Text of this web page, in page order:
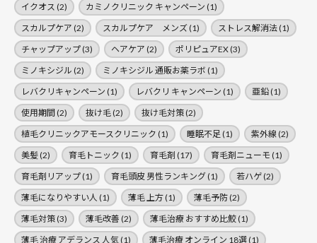
イクオス (2) カミノクリニック キャンペーン (1)
スカルプケア (2) スカルプケア メンズ(1) ストレス解消法(1)
チャップアップ(3) ヘアケア (2) ポリピュアEX(3)
ミノキシジル (2) ミノキシジル 通販お薬ラボ (1)
レバクリキャンペーン (1) レバクリ キャンペーン (1) 亜鉛(1)
使用期間(2) 抜け毛(2) 抜け毛対策(2)
植毛クリニックアモースクリニック (1) 睡眠不足 (1) 紫外線 (2)
美髪(2) 育毛トニック (1) 育毛剤 (17) 育毛剤ニューモ (1)
育毛剤リアップ(1) 育毛頭皮 男性ランキング(1) 若ハゲ(2)
薄毛になりやすい人 (1) 薄毛 上方(1) 薄毛予防(2)
薄毛対策(3) 薄毛改善 (2) 薄毛治療 おすすめ比鮫(1)
薄毛 治療 アデランス 人気 (1) 薄毛治療 オンライン 18選(1)